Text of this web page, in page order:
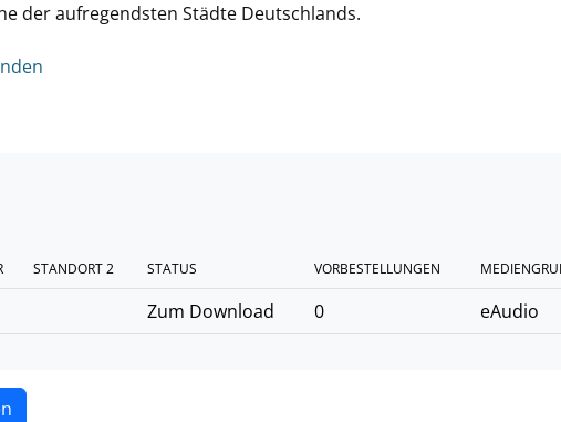
der aufregendsten Städte Deutschlands.
STANDORT 2 STATUS VORBESTELLUNGEN
Zum Download 0 eAudio